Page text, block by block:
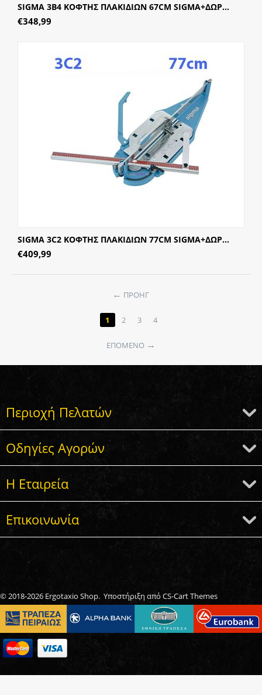
SIGMA 3B4 ΚΟΦΤΗΣ ΠΛΑΚΙΔΙΩΝ 67CM SIGMA+ΔΩΡ...
€348,99
SIGMA 3C2 ΚΟΦΤΗΣ ΠΛΑΚΙΔΙΩΝ 77CM SIGMA+ΔΩΡ...
€409,99
ΠΡΟΗΓ
1 2 3 4
ΕΠΌΜΕΝΟ
Περιοχή Πελατών
Οδηγίες Αγορών
Η Εταιρεία
Επικοινωνία
© 2018-2026 Ergotaxio Shop. Υποστήριξη απόCS-Cart Themes